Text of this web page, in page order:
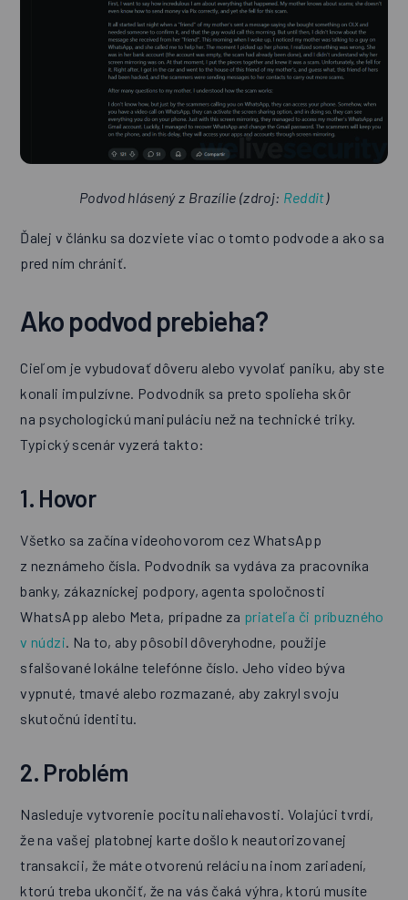
Podvod hlásený z Brazílie (zdroj: Reddit)
Ďalej v článku sa dozviete viac o tomto podvode a ako sa
pred ním chrániť.
Ako podvod prebieha?
Cieľom je vybudovať dôveru alebo vyvolať paniku, aby ste
konali impulzívne. Podvodník sa preto spolieha skôr
na psychologickú manipuláciu než na technické triky.
Typický scenár vyzerá takto:
1. Hovor
Všetko sa začína videohovorom cez WhatsApp
z neznámeho čísla. Podvodník sa vydáva za pracovníka
banky, zákazníckej podpory, agenta spoločnosti
WhatsApp alebo Meta, prípadne za priateľa či príbuzného
v núdzi. Na to, aby pôsobil dôveryhodne, použije
sfalšované lokálne telefónne číslo. Jeho video býva
vypnuté, tmavé alebo rozmazané, aby zakryl svoju
skutočnú identitu.
2. Problém
Nasleduje vytvorenie pocitu naliehavosti. Volajúci tvrdí,
že na vašej platobnej karte došlo k neautorizovanej
transakcii, že máte otvorenú reláciu na inom zariadení,
ktorú treba ukončiť, že na vás čaká výhra, ktorú musíte